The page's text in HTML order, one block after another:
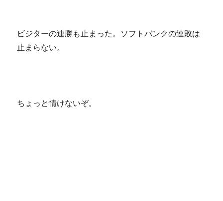
ビジターの連勝も止まった。ソフトバンクの連敗は
止まらない。
ちょっと情けないぞ。